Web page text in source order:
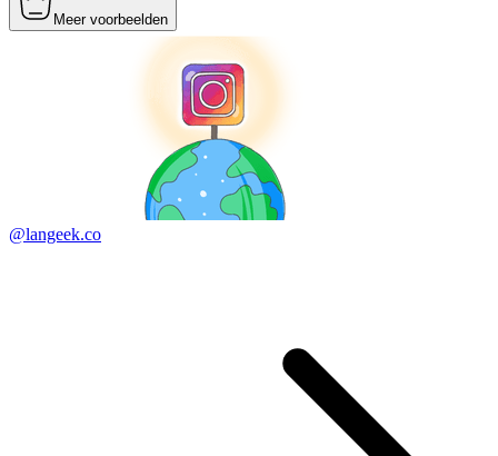
Meer voorbeelden
@langeek.co